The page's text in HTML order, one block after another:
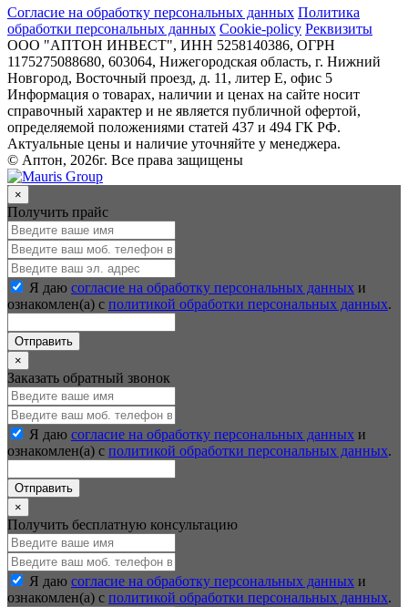
Согласие на обработку персональных данных Политика
обработки персональных данных Cookie-policy Реквизиты
ООО "АПТОН ИНВЕСТ", ИНН 5258140386, ОГРН
1175275088680, 603064, Нижегородская область, г. Нижний
Новгород, Восточный проезд, д. 11, литер Е, офис 5
Информация о товарах, наличии и ценах на сайте носит
справочный характер и не является публичной офертой,
определяемой положениями статей 437 и 494 ГК РФ.
Актуальные цены и наличие уточняйте у менеджера.
© Аптон, 2026г. Все права защищены
×
Получить прайс
Я даю согласие на обработку персональных данных и
ознакомлен(а) с политикой обработки персональных данных.
Отправить
×
Заказать обратный звонок
Я даю согласие на обработку персональных данных и
ознакомлен(а) с политикой обработки персональных данных.
Отправить
×
Получить бесплатную консультацию
Я даю согласие на обработку персональных данных и
ознакомлен(а) с политикой обработки персональных данных.